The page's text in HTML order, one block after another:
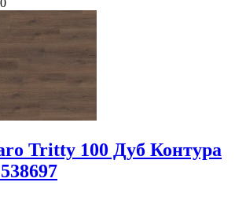
Tritty 100 Дуб Контура